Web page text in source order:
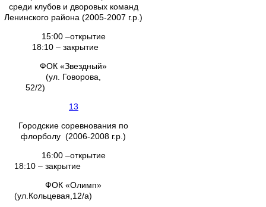
среди клубов и дворовых команд
Ленинского района (2005-2007 г.р.)
15:00 –открытие
18:10 – закрытие
ФОК «Звездный»
(ул. Говорова,
52/2)
13
Городские соревнования по
флорболу (2006-2008 г.р.)
16:00 –открытие
18:10 – закрытие
ФОК «Олимп»
(ул.Кольцевая,12/а)